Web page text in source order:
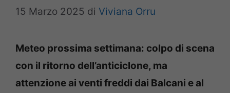
15 Marzo 2025 di Viviana Orru
Meteo prossima settimana: colpo di scena
con il ritorno dell’anticiclone, ma
attenzione ai venti freddi dai Balcani e al